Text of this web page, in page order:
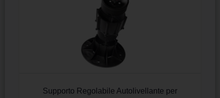
Supporto Regolabile Autolivellante per